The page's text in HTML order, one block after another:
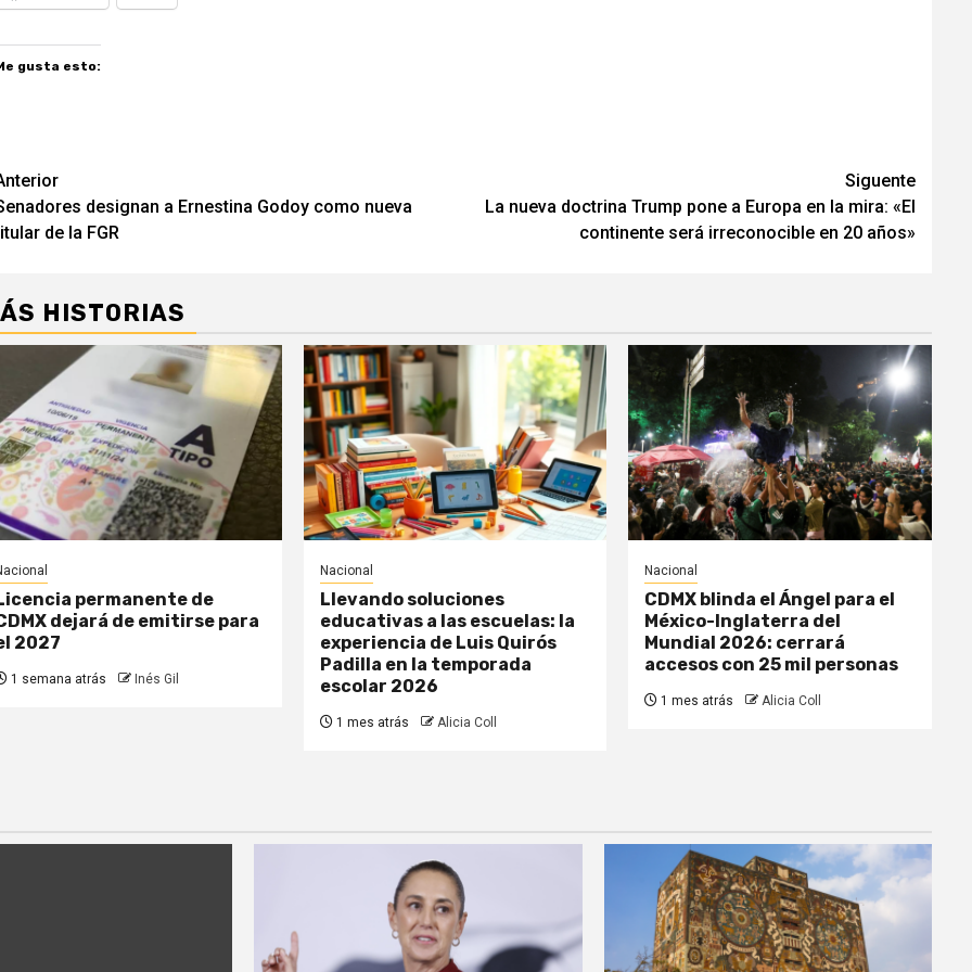
gusta esto:
designan a Ernestina Godoy como nueva
de la FGR
Siguente
La nueva doctrina Trump pone a Europa en la mira: «El
continente será irreconocible en 20 años»
HISTORIAS
permanente de
dejará de emitirse para
2027
1 semana atrás Inés Gil
Nacional
Llevando soluciones
educativas a las escuelas: la
experiencia de Luis Quirós
Padilla en la temporada
escolar 2026
1 mes atrás Alicia Coll
Nacional
CDMX blinda el Ángel para el
México-Inglaterra del
Mundial 2026: cerrará
accesos con 25 mil personas
1 mes atrás Alicia Coll